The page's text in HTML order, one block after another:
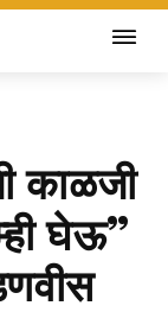
काळजी
घेऊ”